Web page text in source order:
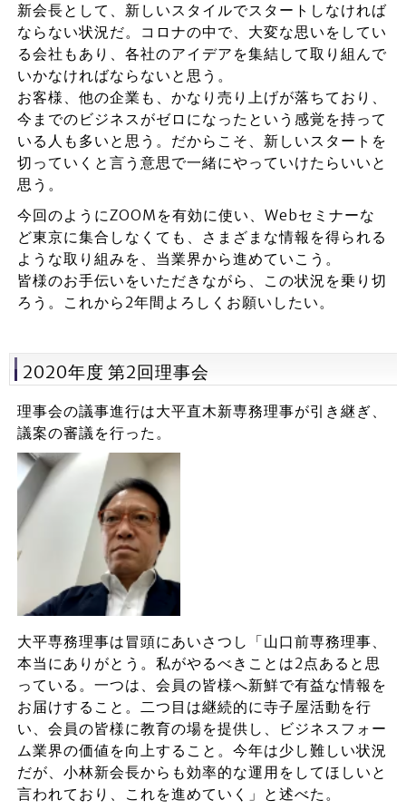
新会長として、新しいスタイルでスタートしなければ
ならない状況だ。コロナの中で、大変な思いをしてい
る会社もあり、各社のアイデアを集結して取り組んで
いかなければならないと思う。
お客様、他の企業も、かなり売り上げが落ちており、
今までのビジネスがゼロになったという感覚を持って
いる人も多いと思う。だからこそ、新しいスタートを
切っていくと言う意思で一緒にやっていけたらいいと
思う。
今回のようにZOOMを有効に使い、Webセミナーな
ど東京に集合しなくても、さまざまな情報を得られる
ような取り組みを、当業界から進めていこう。
皆様のお手伝いをいただきながら、この状況を乗り切
ろう。これから2年間よろしくお願いしたい。
2020年度 第2回理事会
理事会の議事進行は大平直木新専務理事が引き継ぎ、
議案の審議を行った。
大平専務理事は冒頭にあいさつし「山口前専務理事、
本当にありがとう。私がやるべきことは2点あると思
っている。一つは、会員の皆様へ新鮮で有益な情報を
お届けすること。二つ目は継続的に寺子屋活動を行
い、会員の皆様に教育の場を提供し、ビジネスフォー
ム業界の価値を向上すること。今年は少し難しい状況
だが、小林新会長からも効率的な運用をしてほしいと
言われており、これを進めていく」と述べた。